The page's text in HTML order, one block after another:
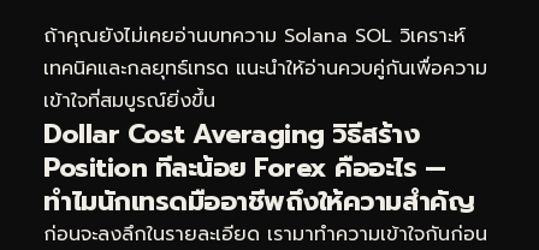
ถ้าคุณยังไม่เคยอ่านบทความ Solana SOL วิเคราะห์
เทคนิคและกลยุทธ์เทรด แนะนำให้อ่านควบคู่กันเพื่อความ
เข้าใจที่สมบูรณ์ยิ่งขึ้น
Dollar Cost Averaging วิธีสร้าง
Position ทีละน้อย Forex คืออะไร —
ทำไมนักเทรดมืออาชีพถึงให้ความสำคัญ
ก่อนจะลงลึกในรายละเอียด เรามาทำความเข้าใจกันก่อน